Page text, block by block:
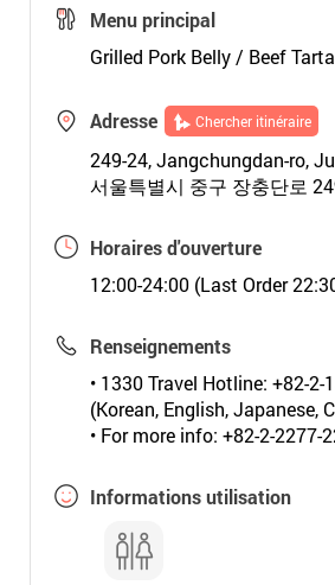
Menu principal
Grilled Pork Belly / Beef
Adresse Chercher itinéraire
249-24, Jangchungdan-ro,
서울특별시 중구 장충단로
Horaires d'ouverture
12:00-24:00 (Last Order
Renseignements
• 1330 Travel Hotline: +82-2-
(Korean, English, Japanese,
• For more info: +82-2-2277-
Informations utilisation